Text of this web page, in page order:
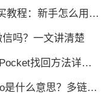
新手怎么用TP钱包买币
吗？一文讲清楚
详解 - 助您安全恢复数字资产
意思？多链钱包新手指南